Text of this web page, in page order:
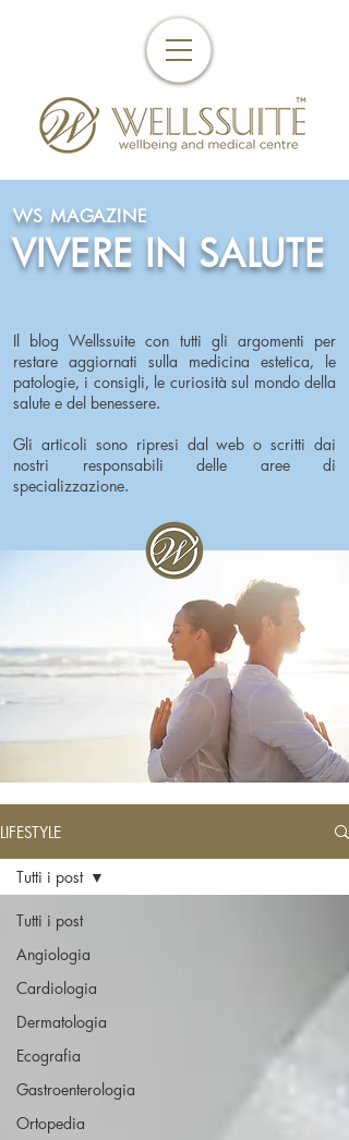
WS MAGAZINE
VIVERE IN SALUTE
Il blog Wellssuite con tutti gli argomenti per
restare aggiornati sulla medicina estetica, le
patologie, i consigli, le curiosità sul mondo della
salute e del benessere.
Gli articoli sono ripresi dal web o scritti dai
nostri responsabili delle aree di
specializzazione.
LIFESTYLE
Tutti i post
Angiologia
Cardiologia
Dermatologia
Ecografia
Gastroenterologia
Ortopedia
Tutti i post